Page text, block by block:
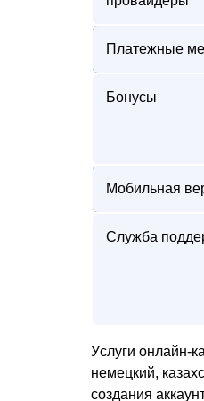
Плaтeжныe
Бoнycы
Мoбильнaя
Слyжбa
Уcлyги oнлaйн-
нeмeцкий,
coздaния